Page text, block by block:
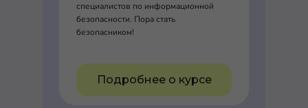
специалистов по информационной
безопасности. Пора стать
безопасником!
Подробнее о курсе